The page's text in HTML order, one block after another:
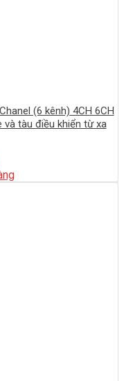
(6 kênh) 4CH 6CH
và tàu điều khiển từ xa